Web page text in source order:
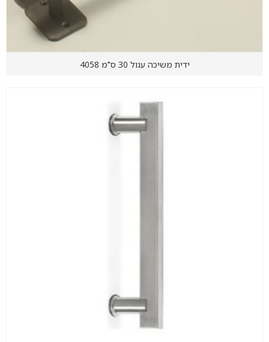
ידית משיכה עגול 30 ס"מ 4058